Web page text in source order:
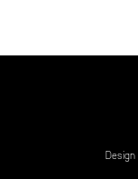
Design